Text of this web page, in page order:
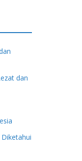
dan